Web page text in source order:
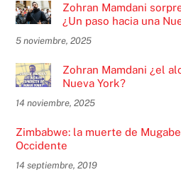
Zohran Mamdani
¿Un paso hacia una
5 noviembre, 2025
Zohran Mamdani ¿el
Nueva York?
14 noviembre, 2025
Zimbabwe: la muerte de
Occidente
14 septiembre, 2019